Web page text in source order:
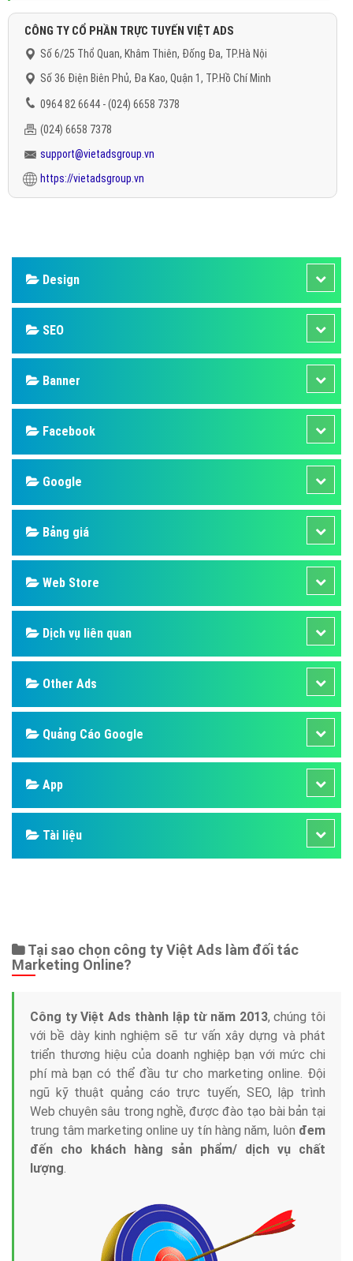
CÔNG TY CỔ PHẦN TRỰC TUYẾN VIỆT ADS
Số 6/25 Thổ Quan, Khâm Thiên, Đống Đa, TP.Hà Nội
Số 36 Điện Biên Phủ, Đa Kao, Quận 1, TP.Hồ Chí Minh
0964 82 6644 - (024) 6658 7378
(024) 6658 7378
support@vietadsgroup.vn
https://vietadsgroup.vn
Design
SEO
Banner
Facebook
Google
Other Ads
Quảng Cáo Google
App